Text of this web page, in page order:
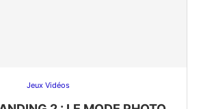
Jeux Vidéos